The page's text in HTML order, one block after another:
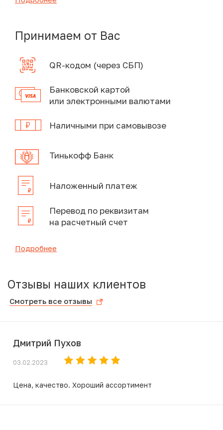
Принимаем от Вас
QR-кодом (через СБП)
Банковской картой
или электронными валютами
Наличными при самовывозе
Тинькофф Банк
Наложенный платеж
Перевод по реквизитам
на расчетный счет
Подробнее
Отзывы наших клиентов
Смотреть все отзывы
Дмитрий Пухов
03.02.2023
Цена, качество. Хороший ассортимент